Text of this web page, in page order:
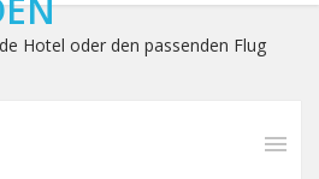
Hotel oder den passenden Flug